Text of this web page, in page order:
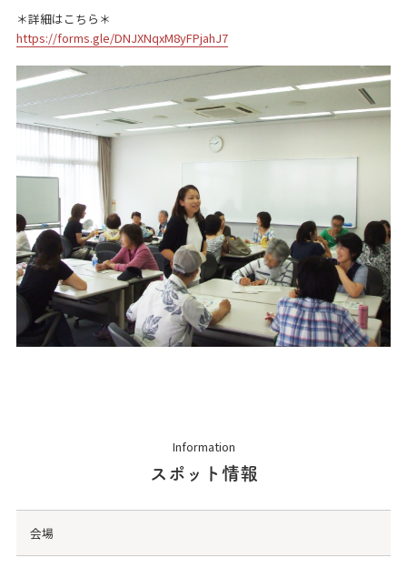
＊詳細はこちら＊
https://forms.gle/DNJXNqxM8yFPjahJ7
Information
スポット情報
会場